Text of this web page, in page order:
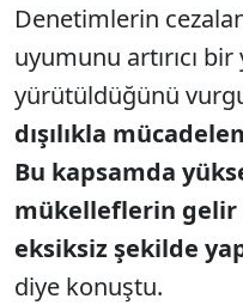
Denetimlerin
uyumunu artırıcı bir
yürütüldüğünü
dışılıkla
Bu kapsamda
mükelleflerin gelir
eksiksiz şekilde
diye konuştu.